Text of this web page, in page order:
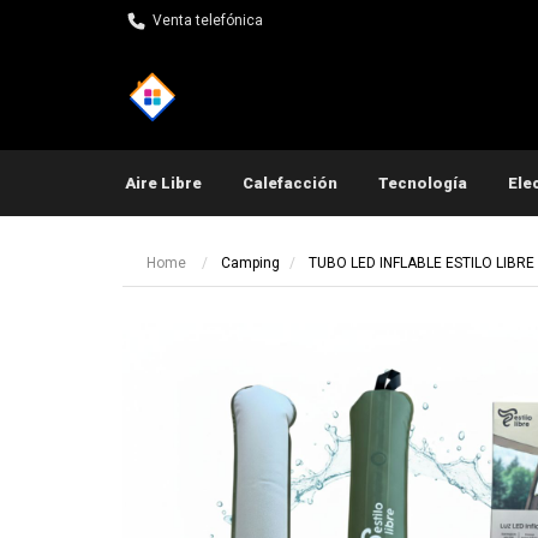
Venta telefónica
Aire Libre Calefacción Tecnología
Home Camping TUBO LED INFLABLE ESTILO